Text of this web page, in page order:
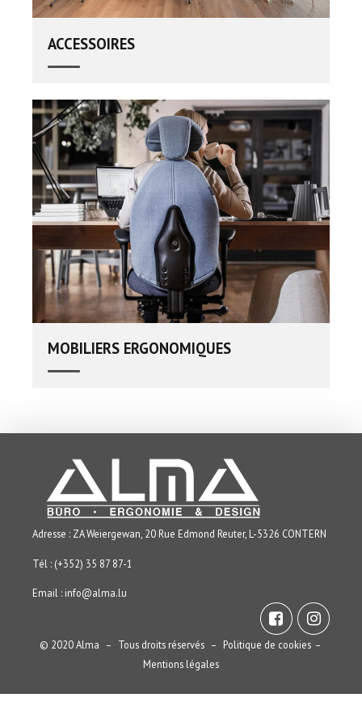
ACCESSOIRES
MOBILIERS ERGONOMIQUES
Adresse : ZA Weiergewan, 20 Rue Edmond Reuter, L-5326 CONTERN
Tél : (+352) 35 87 87-1
Email : info@alma.lu
© 2020 Alma – Tous droits réservés – Politique de cookies –
Mentions légales